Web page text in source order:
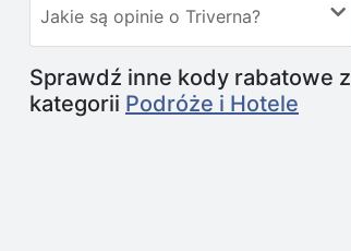
Jakie są opinie o Triverna?
Sprawdź inne kody rabatowe z
kategorii Podróże i Hotele